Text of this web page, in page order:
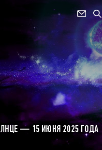
— 15 ИЮНЯ 2025 ГОДА